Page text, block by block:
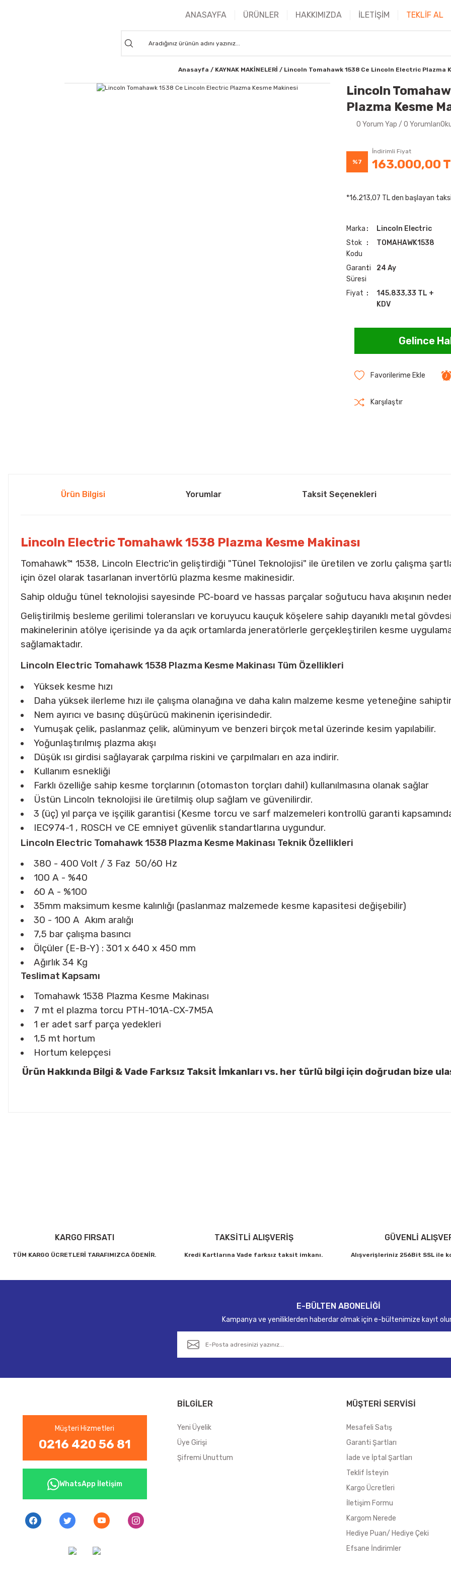
ANASAYFA ÜRÜNLER HAKKIMIZDA İLETİŞİM TEKLİF AL
Anasayfa KAYNAK MAKİNELERİ Lincoln Tomahawk 1538 Ce Lincoln Electric Plazma
Lincoln
Plazma Kesme
0 Yorum Yap / 0
%7
İndirimli Fiyat
163.000,00
*16.213,07 TL den başlayan
Marka
Lincoln Electric
Stok
Kodu
TOMAHAWK1538
Garanti
Süresi
24 Ay
Fiyat
145.833,33 TL +
KDV
Gelince
Karşılaştır
Ürün Bilgisi Yorumlar Taksit Seçenekleri
Lincoln Electric Tomahawk 1538 Plazma Kesme Makinası
Tomahawk™ 1538, Lincoln Electric'in geliştirdiği "Tünel Teknolojisi" ile üretilen ve zorlu çalışma
için özel olarak tasarlanan invertörlü plazma kesme makinesidir.
Sahip olduğu tünel teknolojisi sayesinde PC-board ve hassas parçalar soğutucu hava akışının
Geliştirilmiş besleme gerilimi toleransları ve koruyucu kauçuk köşelere sahip dayanıklı metal
makinelerinin atölye içerisinde ya da açık ortamlarda jeneratörlerle gerçekleştirilen kesme
sağlamaktadır.
Lincoln Electric Tomahawk 1538 Plazma Kesme Makinası Tüm Özellikleri
Yüksek kesme hızı
Daha yüksek ilerleme hızı ile çalışma olanağına ve daha kalın malzeme kesme yeteneğine
Nem ayırıcı ve basınç düşürücü makinenin içerisindedir.
Yumuşak çelik, paslanmaz çelik, alüminyum ve benzeri birçok metal üzerinde kesim yapılabilir.
Yoğunlaştırılmış plazma akışı
Düşük ısı girdisi sağlayarak çarpılma riskini ve çarpılmaları en aza indirir.
Kullanım esnekliği
Farklı özelliğe sahip kesme torçlarının (otomaston torçları dahil) kullanılmasına olanak sağlar
Üstün Lincoln teknolojisi ile üretilmiş olup sağlam ve güvenilirdir.
3 (üç) yıl parça ve işçilik garantisi (Kesme torcu ve sarf malzemeleri kontrollü garanti
IEC974-1 , ROSCH ve CE emniyet güvenlik standartlarına uygundur.
Lincoln Electric Tomahawk 1538 Plazma Kesme Makinası Teknik Özellikleri
380 - 400 Volt / 3 Faz 50/60 Hz
100 A - %40
60 A - %100
35mm maksimum kesme kalınlığı (paslanmaz malzemede kesme kapasitesi değişebilir)
30 - 100 A Akım aralığı
7,5 bar çalışma basıncı
Ölçüler (E-B-Y) : 301 x 640 x 450 mm
Ağırlık 34 Kg
Teslimat Kapsamı
Tomahawk 1538 Plazma Kesme Makinası
7 mt el plazma torcu PTH-101A-CX-7M5A
1 er adet sarf parça yedekleri
1,5 mt hortum
Hortum kelepçesi
Ürün Hakkında Bilgi & Vade Farksız Taksit İmkanları vs. her türlü bilgi için doğrudan bize
KARGO FIRSATI
TÜM KARGO ÜCRETLERİ TARAFIMIZCA ÖDENİR.
TAKSİTLİ ALIŞVERİŞ
Kredi Kartlarına Vade farksız taksit imkanı.
GÜVENLİ
Alışverişleriniz 256Bit SSL ile
E-BÜLTEN ABONELİĞİ
Kampanya ve yeniliklerden haberdar olmak için e-bültenimize kayıt
Müşteri Hizmetleri
0216 420 56 81
WhatsApp İletişim
BİLGİLER
Yeni Üyelik
Üye Girişi
Şifremi Unuttum
MÜŞTERİ SERVİSİ
Mesafeli Satış
Garanti Şartları
İade ve İptal Şartları
Teklif İsteyin
Kargo Ücretleri
İletişim Formu
Kargom Nerede
Hediye Puan/ Hediye Çeki
Efsane İndirimler